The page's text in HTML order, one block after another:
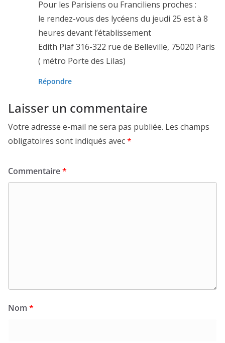
Pour les Parisiens ou Franciliens proches :
le rendez-vous des lycéens du jeudi 25 est à 8
heures devant l’établissement
Edith Piaf 316-322 rue de Belleville, 75020 Paris
( métro Porte des Lilas)
Répondre
Laisser un commentaire
Votre adresse e-mail ne sera pas publiée. Les champs
obligatoires sont indiqués avec*
Commentaire*
Nom *